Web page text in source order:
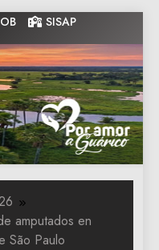
SISAP
Guarico
de Guarico
amputados en
São Paulo